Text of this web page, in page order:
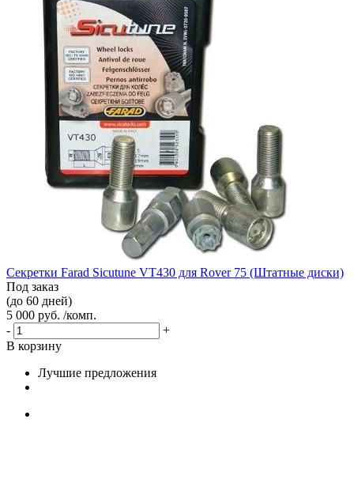
Секретки Farad Sicutune VT430 для Rover 75 (Штатные диски)
Под заказ
(до 60 дней)
5 000 руб. /комп.
-
+
В корзину
Лучшие предложения